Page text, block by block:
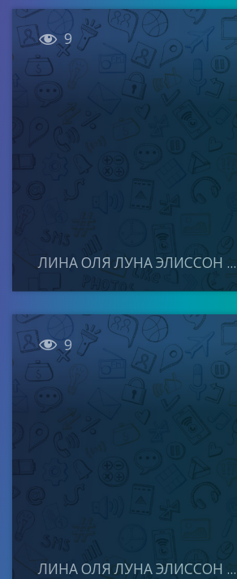
 9
ЛИНА ОЛЯ ЛУНА ЭЛИССОН ...
 9
ЛИНА ОЛЯ ЛУНА ЭЛИССОН ...